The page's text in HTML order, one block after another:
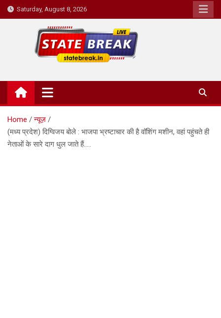
Skip
to
Saturday, August 8, 2026
State Break
Home
न्यूज़
(मध्य प्रदेश) दिग्विजय बोले : भाजपा भ्रष्टाचार की है वॉशिंग मशीन, वहां पहुंचते ही
नेताओं के सारे दाग धुल जाते हैं…..